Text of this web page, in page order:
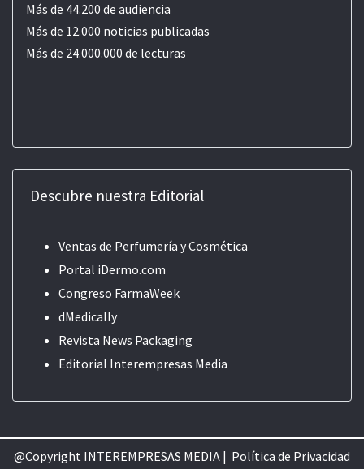
Más de 44.200 de audiencia
Más de 12.000 noticias publicadas
Más de 24.000.000 de lecturas
Descubre nuestra Editorial
Ventas de Perfumería y Cosmética
Portal iDermo.com
Congreso FarmaWeek
dMedically
Revista News Packaging
Editorial Interempresas Media
@Copyright INTEREMPRESAS MEDIA | Política de Privacidad